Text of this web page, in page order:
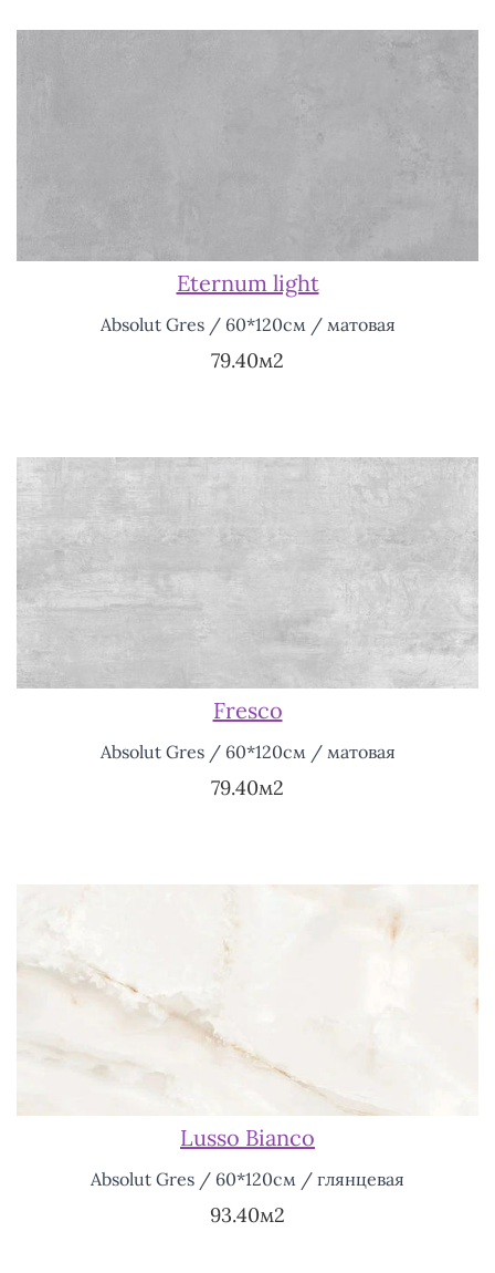
Eternum light
Absolut Gres / 60*120см / матовая
79.40м2
Fresco
Absolut Gres / 60*120см / матовая
79.40м2
Lusso Bianco
Absolut Gres / 60*120см / глянцевая
93.40м2